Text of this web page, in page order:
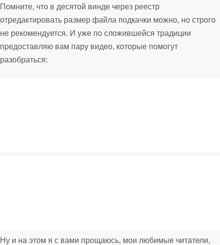
Помните, что в десятой винде через реестр
отредактировать размер файла подкачки можно, но строго
не рекомендуется. И уже по сложившейся традиции
предоставляю вам пару видео, которые помогут
разобраться:
Ну и на этом я с вами прощаюсь, мои любимые читатели,